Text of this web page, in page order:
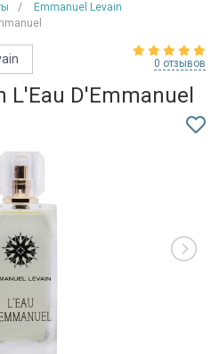
Emmanuel Levain
0 отзывов
L'Eau D'Emmanuel